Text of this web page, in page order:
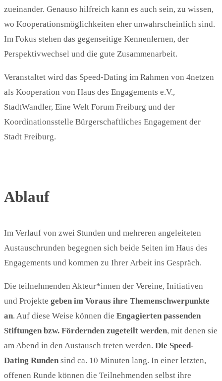
zueinander. Genauso hilfreich kann es auch sein, zu wissen,
wo Kooperationsmöglichkeiten eher unwahrscheinlich sind.
Im Fokus stehen das gegenseitige Kennenlernen, der
Perspektivwechsel und die gute Zusammenarbeit.
Veranstaltet wird das Speed-Dating im Rahmen von 4netzen
als Kooperation von Haus des Engagements e.V.,
StadtWandler, Eine Welt Forum Freiburg und der
Koordinationsstelle Bürgerschaftliches Engagement der
Stadt Freiburg.
Ablauf
Im Verlauf von zwei Stunden und mehreren angeleiteten
Austauschrunden begegnen sich beide Seiten im Haus des
Engagements und kommen zu Ihrer Arbeit ins Gespräch.
Die teilnehmenden Akteur*innen der Vereine, Initiativen
und Projekte geben im Voraus ihre Themenschwerpunkte
an. Auf diese Weise können die Engagierten passenden
Stiftungen bzw. Fördernden zugeteilt werden, mit denen sie
am Abend in den Austausch treten werden. Die Speed-
Dating Runden sind ca. 10 Minuten lang. In einer letzten,
offenen Runde können die Teilnehmenden selbst ihre